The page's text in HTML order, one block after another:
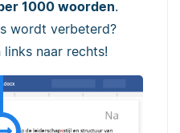
1000 woorden.
wordt verbeterd?
naar rechts!